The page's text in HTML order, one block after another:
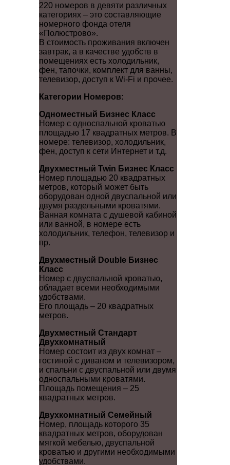
220 номеров в девяти различных
категориях – это составляющие
номерного фонда отеля
«Полюстрово».
В стоимость проживания включен
завтрак, а в качестве удобств в
помещениях есть холодильник,
фен, тапочки, комплект для ванны,
телевизор, доступ к Wi-Fi и прочее.
Категории Номеров:
Одноместный Бизнес Класс
Номер с односпальной кроватью
площадью 17 квадратных метров. В
номере: телевизор, холодильник,
фен, доступ к сети Интернет и т.д.
Двухместный Twin Бизнес Класс
Номер площадью 20 квадратных
метров, который может быть
оборудован одной двуспальной или
двумя раздельными кроватями.
Ванная комната с душевой кабиной
или ванной, в номере есть
холодильник, телефон, телевизор и
пр.
Двухместный Double Бизнес
Класс
Номер с двуспальной кроватью,
обладает всеми необходимыми
удобствами.
Его площадь – 20 квадратных
метров.
Двухместный Стандарт
Двухкомнатный
Номер состоит из двух комнат –
гостиной с диваном и телевизором,
и спальни с двуспальной или двумя
односпальными кроватями.
Площадь помещения – 25
квадратных метров.
Двухкомнатный Семейный
Номер, площадь которого 35
квадратных метров, оборудован
мягкой мебелью, двуспальной
кроватью и другими необходимыми
удобствами.